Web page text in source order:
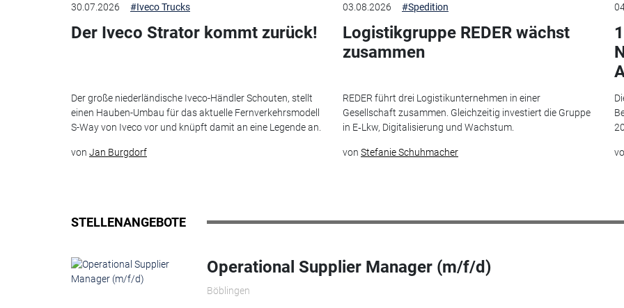
30.07.2026 #Iveco Trucks
Der Iveco Strator kommt zurück!
Der große niederländische Iveco-Händler Schouten, stellt
einen Hauben-Umbau für das aktuelle Fernverkehrsmodell
S-Way von Iveco vor und knüpft damit an eine Legende an.
von Jan Burgdorf
03.08.2026 #Spedition
Logistikgruppe REDER wächst
zusammen
REDER führt drei Logistikunternehmen in einer
Gesellschaft zusammen. Gleichzeitig investiert die Gruppe
in E‑Lkw, Digitalisierung und Wachstum.
von Stefanie Schuhmacher
STELLENANGEBOTE
Operational Supplier Manager (m/f/d)
Böblingen